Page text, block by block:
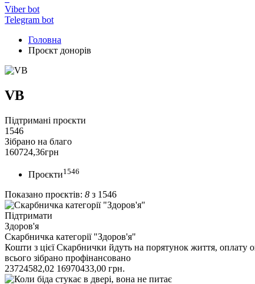
Viber bot
Telegram bot
Головна
Проєкт донорів
VB
Підтримані проєкти
1546
Зібрано на благо
160724,36грн
Проєкти1546
Показано проєктів: 8 з 1546
Підтримати
Здоров'я
Скарбничка категорії "Здоров'я"
Кошти з цієї Скарбнички йдуть на порятунок життя, оплату
всього зібрано профінансовано
23724582,02 16970433,00 грн.